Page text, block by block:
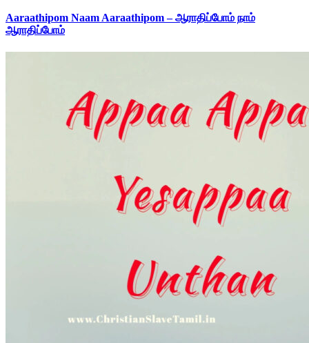
Aaraathipom Naam Aaraathipom – ஆராதிப்போம் நாம்
ஆராதிப்போம்